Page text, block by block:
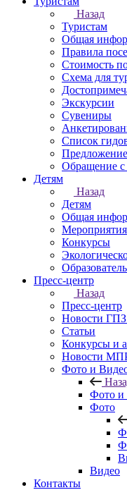
Назад
Туристам
Общая
Правила
Стоимость
Схема для
Экскурсии
Сувениры
Список
Предложение
Обращение с
Детям
Назад
Детям
Общая
Мероприятия
Конкурсы
Пресс-центр
Назад
Пресс-центр
Новости
Статьи
Конкурсы и
Новости
Фото и
Фото и
Фото
Видео
Контакты